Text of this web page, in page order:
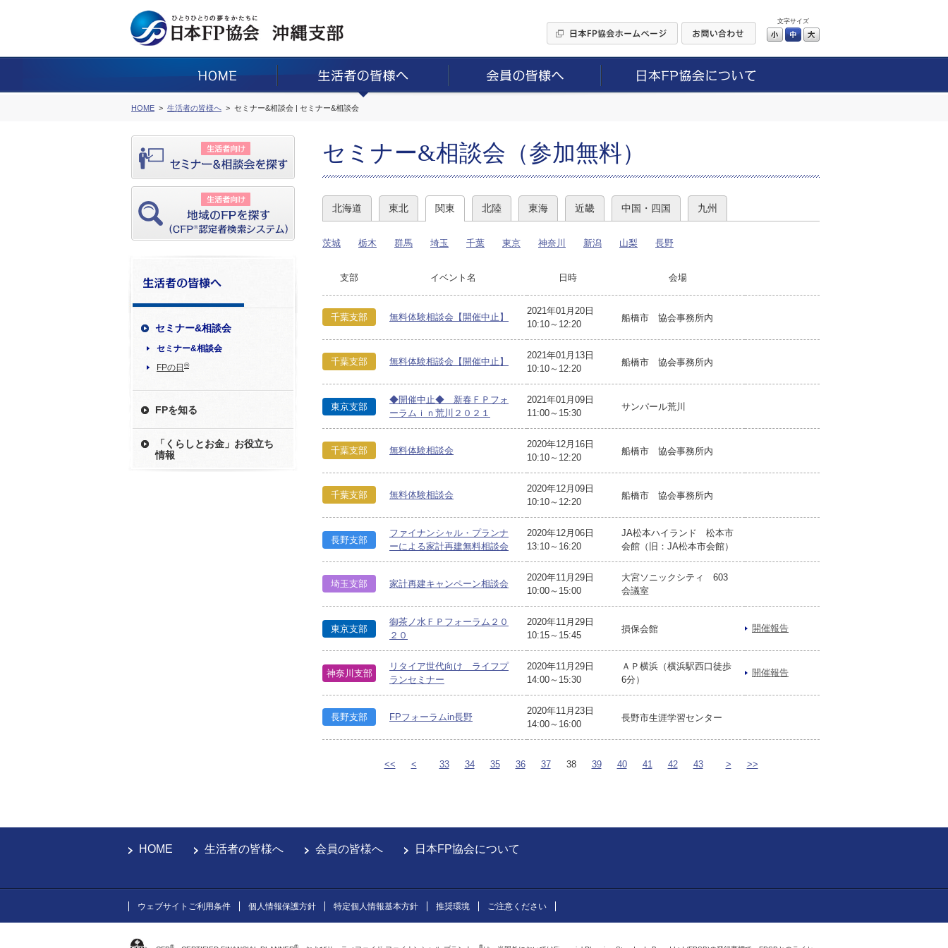
文字サイズ
小 中
HOME 生活者の皆様へ セミナー&相談会 | セミナー&相談会
セミナー&相談会
セミナー&相談会
FPの日 ®
FPを知る
「くらしとお金」お役立ち
情報
セミナー&相談会（参加無料）
北海道 東北 関東 北陸 東海 近畿 中国・四国 九州
茨城 栃木 群馬 埼玉 千葉 東京 神奈川 新潟 山梨 長野
支部 イベント名 日時 会場
千葉支部 無料体験相談会【開催中止】
2021年01月20日
10:10～12:20
船橋市 協会事務所内
千葉支部 無料体験相談会【開催中止】
2021年01月13日
10:10～12:20
船橋市 協会事務所内
東京支部
◆開催中止◆ 新春ＦＰフォ
ーラムｉｎ荒川２０２１
2021年01月09日
11:00～15:30
サンパール荒川
千葉支部 無料体験相談会
2020年12月16日
10:10～12:20
船橋市 協会事務所内
千葉支部 無料体験相談会
2020年12月09日
10:10～12:20
船橋市 協会事務所内
長野支部
ファイナンシャル・プランナ
ーによる家計再建無料相談会
2020年12月06日
13:10～16:20
JA松本ハイランド 松本市
会館（旧：JA松本市会館）
埼玉支部 家計再建キャンペーン相談会
2020年11月29日
10:00～15:00
大宮ソニックシティ 603
会議室
東京支部
御茶ノ水ＦＰフォーラム２０
２０
2020年11月29日
10:15～15:45
損保会館 開催報告
神奈川支部
リタイア世代向け ライフプ
ランセミナー
2020年11月29日
14:00～15:30
ＡＰ横浜（横浜駅西口徒歩
6分）
開催報告
長野支部 FPフォーラムin長野
2020年11月23日
14:00～16:00
長野市生涯学習センター
<< < 33 34 35 36 37 38 39 40 41 42 43 > >>
HOME 生活者の皆様へ 会員の皆様へ 日本FP協会について
ウェブサイトご利用条件 個人情報保護方針 特定個人情報基本方針 推奨環境 ご注意ください
® ® ®